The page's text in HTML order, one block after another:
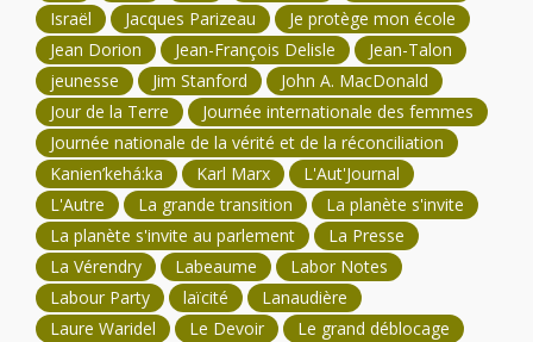
Israël
Jacques Parizeau
Je protège mon école
Jean Dorion
Jean-François Delisle
Jean-Talon
jeunesse
Jim Stanford
John A. MacDonald
Jour de la Terre
Journée internationale des femmes
Journée nationale de la vérité et de la réconciliation
Kanien’kehá:ka
Karl Marx
L'Aut'Journal
L'Autre
La grande transition
La planète s'invite
La planète s'invite au parlement
La Presse
La Vérendry
Labeaume
Labor Notes
Labour Party
laïcité
Lanaudière
Laure Waridel
Le Devoir Le grand déblocage